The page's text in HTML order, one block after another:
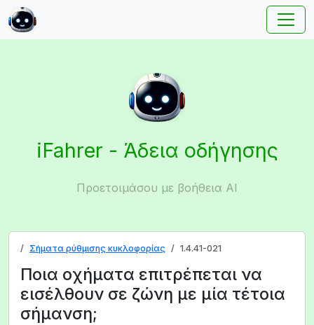
iFahrer - Άδεια οδήγησης
Προετοιμάσου με βοήθεια AI
Σήματα ρύθμισης κυκλοφορίας 1.4.41-021
Ποια οχήματα επιτρέπεται να
εισέλθουν σε ζώνη με μία τέτοια
σήμανση;